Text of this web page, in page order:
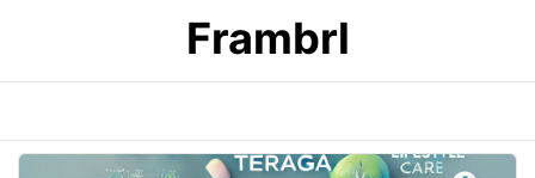
Frambrl